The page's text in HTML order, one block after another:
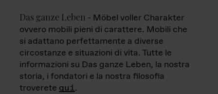
Das ganze Leben - Möbel voller Charakter
ovvero mobili pieni di carattere. Mobili che
si adattano perfettamente a diverse
circostanze e situazioni di vita. Tutte le
informazioni su Das ganze Leben, la nostra
storia, i fondatori e la nostra filosofia
troverete qui.